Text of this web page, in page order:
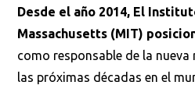
Desde el año 2014, El
Massachusetts (MIT)
como responsable de la
las próximas décadas en el